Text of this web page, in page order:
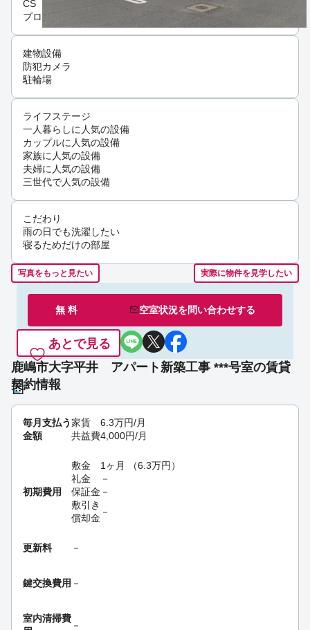
CS
プロパンガス
建物設備
防犯カメラ
駐輪場
ライフステージ
一人暮らしに人気の設備
カップルに人気の設備
家族に人気の設備
夫婦に人気の設備
三世代で人気の設備
こだわり
雨の日でも洗濯したい
寝るためだけの部屋
写真をもっと見たい 実際に物件を見学したい
無 料 空室状況を問い合わせする
あとで見る
鹿嶋市大字平井 アパート新築工事 ***号室の賃貸
契約情報
毎月支払う
金額
家賃 6.3万円/月
共益費4,000円/月
初期費用
敷金 1ヶ月 （6.3万円 ）
礼金
－
保証金 －
敷引き
償却金
－
更新料 －
鍵交換費用 －
室内清掃費
－